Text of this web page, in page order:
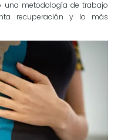
una metodología de trabajo
recuperación y lo más